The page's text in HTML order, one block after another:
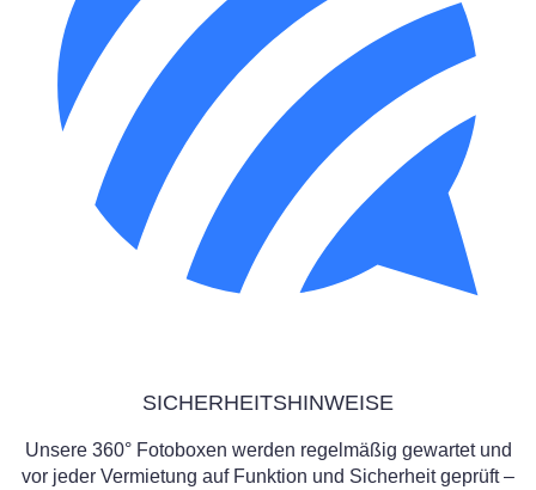
SICHERHEITSHINWEISE
Unsere 360° Fotoboxen werden regelmäßig gewartet und
vor jeder Vermietung auf Funktion und Sicherheit geprüft –